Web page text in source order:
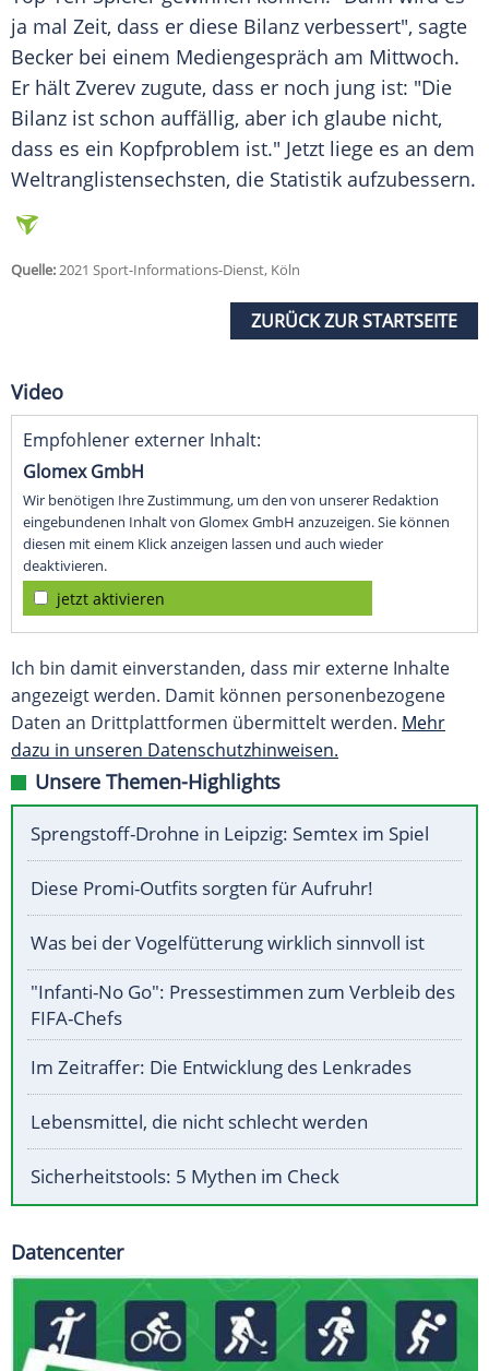
ja mal Zeit, dass er diese Bilanz verbessert", sagte
Becker bei einem Mediengespräch am Mittwoch.
Er hält Zverev zugute, dass er noch jung ist: "Die
Bilanz ist schon auffällig, aber ich glaube nicht,
dass es ein Kopfproblem ist." Jetzt liege es an dem
Weltranglistensechsten, die Statistik aufzubessern.
Quelle:2021 Sport-Informations-Dienst, Köln
ZURÜCK ZUR STARTSEITE
Video
Empfohlener externer Inhalt:
Glomex GmbH
Wir benötigen Ihre Zustimmung, um den von unserer Redaktion
eingebundenen Inhalt von Glomex GmbH anzuzeigen. Sie können
diesen mit einem Klick anzeigen lassen und auch wieder
deaktivieren.
jetzt aktivieren
Ich bin damit einverstanden, dass mir externe Inhalte
angezeigt werden. Damit können personenbezogene
Daten an Drittplattformen übermittelt werden. Mehr
dazu in unseren Datenschutzhinweisen.
Unsere Themen-Highlights
Sprengstoff-Drohne in Leipzig: Semtex im Spiel
Diese Promi-Outfits sorgten für Aufruhr!
Was bei der Vogelfütterung wirklich sinnvoll ist
"Infanti-No Go": Pressestimmen zum Verbleib des
FIFA-Chefs
Im Zeitraffer: Die Entwicklung des Lenkrades
Lebensmittel, die nicht schlecht werden
Sicherheitstools: 5 Mythen im Check
Datencenter